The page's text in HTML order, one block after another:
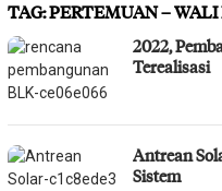
TAG:PERTEMUAN – WALI
2022,
Terealisasi
Antrean
Sistem